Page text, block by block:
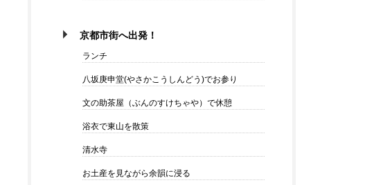
京都市街へ出発！
ランチ
八坂庚申堂(やさかこうしんどう)でお参り
文の助茶屋（ぶんのすけちゃや）で休憩
浴衣で東山を散策
清水寺
お土産を見ながら余韻に浸る